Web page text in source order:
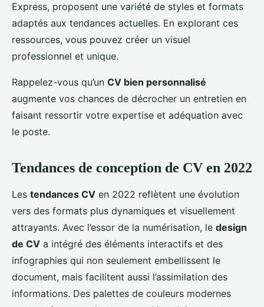
Express, proposent une variété de styles et formats
adaptés aux tendances actuelles. En explorant ces
ressources, vous pouvez créer un visuel
professionnel et unique.
Rappelez-vous qu’un CV bien personnalisé
augmente vos chances de décrocher un entretien en
faisant ressortir votre expertise et adéquation avec
le poste.
Tendances de conception de CV en 2022
Les tendances CV en 2022 reflètent une évolution
vers des formats plus dynamiques et visuellement
attrayants. Avec l’essor de la numérisation, le design
de CV a intégré des éléments interactifs et des
infographies qui non seulement embellissent le
document, mais facilitent aussi l’assimilation des
informations. Des palettes de couleurs modernes